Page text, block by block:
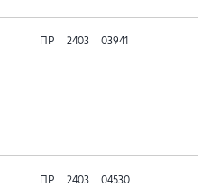
ПР 2403 03941
ПР 2403 04530